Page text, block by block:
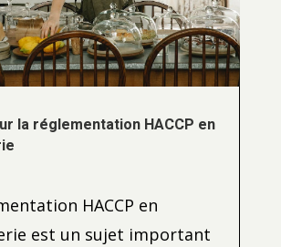
la réglementation HACCP en
HACCP en
est un sujet important